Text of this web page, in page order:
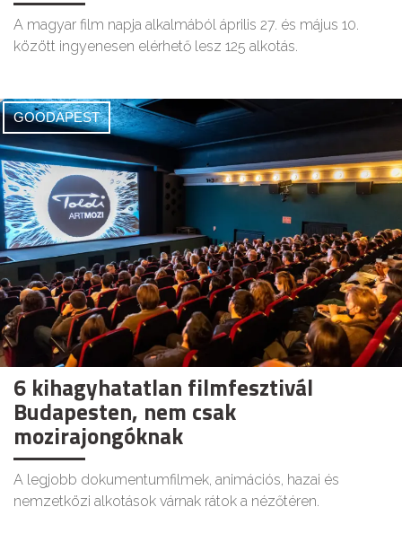
A magyar film napja alkalmából április 27. és május 10.
között ingyenesen elérhető lesz 125 alkotás.
GOODAPEST
6 kihagyhatatlan filmfesztivál
Budapesten, nem csak
mozirajongóknak
A legjobb dokumentumfilmek, animációs, hazai és
nemzetközi alkotások várnak rátok a nézőtéren.